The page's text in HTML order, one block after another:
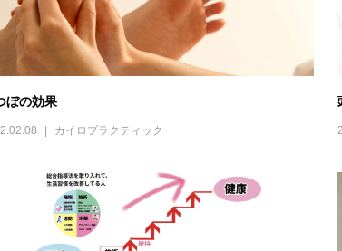
ぼの効果
カイロプラクティック